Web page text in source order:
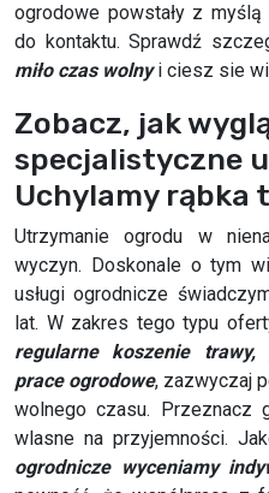
ogrodowe powstały z myślą
do kontaktu. Sprawdź
miło czas wolnyi ciesz sie
Zobacz, jak
specjalistyczne
Uchylamy rąbka
Utrzymanie ogrodu w
wyczyn. Doskonale o tym
usługi ogrodnicze
lat. W zakres tego typu
regularne koszenie trawy,
prace ogrodowe, zazwyczaj
wolnego czasu. Przeznacz
wlasne na przyjemności.
ogrodnicze wyceniamy